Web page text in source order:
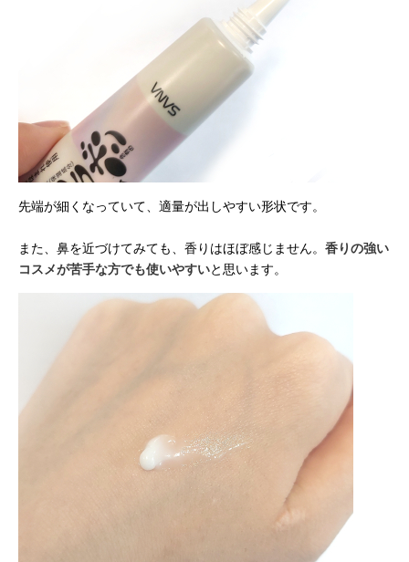
先端が細くなっていて、適量が出しやすい形状です。
また、鼻を近づけてみても、香りはほぼ感じません。 香りの強い
コスメが苦手な方でも使いやすいと思います。